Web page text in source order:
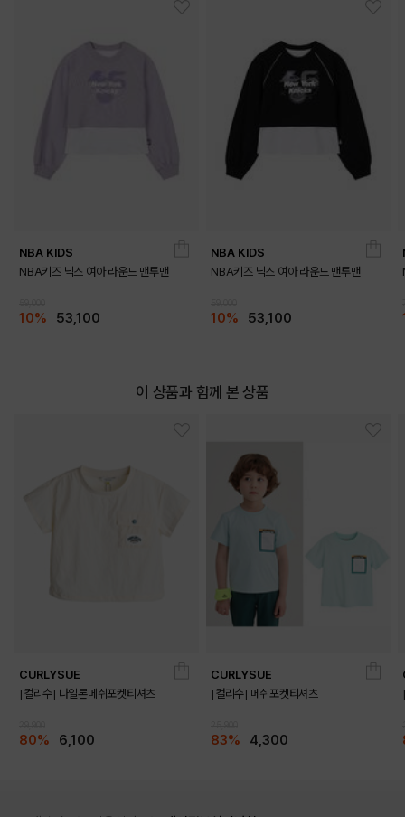
NBA KIDS
NBA키즈 닉스 여아 라운드 맨투맨
10% 53,100
NBA KIDS
NBA키즈 닉스 여아 라운드 맨투맨
10% 53,100
이 상품과 함께 본 상품
CURLYSUE
[컬리수] 나일론메쉬포켓티셔츠
80% 6,100
CURLYSUE
[컬리수] 메쉬포켓티셔츠
83% 4,300